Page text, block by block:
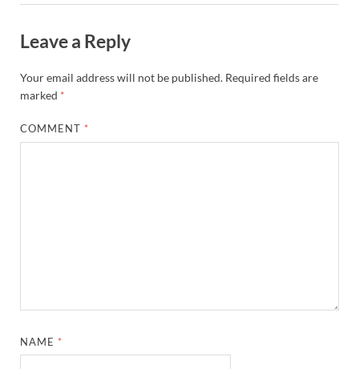
Leave a Reply
Your email address will not be published. Required fields are
marked *
COMMENT *
NAME *